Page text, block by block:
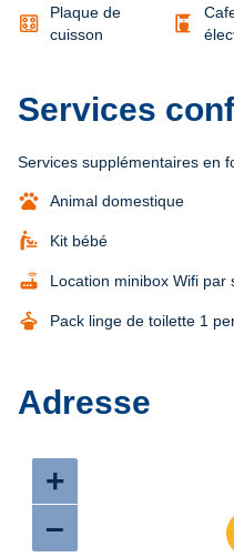
Plaque de
cuisson
coffee_maker
Services
Services supplémentaires en
pets Animal domestique
baby_changing_station Kit bébé
router Location minibox Wifi par
dry_cleaning Pack linge de toilette 1
Adresse
+
–